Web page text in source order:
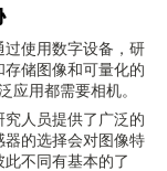
过使用数字设备，研
储图像和可量化的
应用都需要相机。
人员提供了广泛的
的选择会对图像特
不同有基本的了